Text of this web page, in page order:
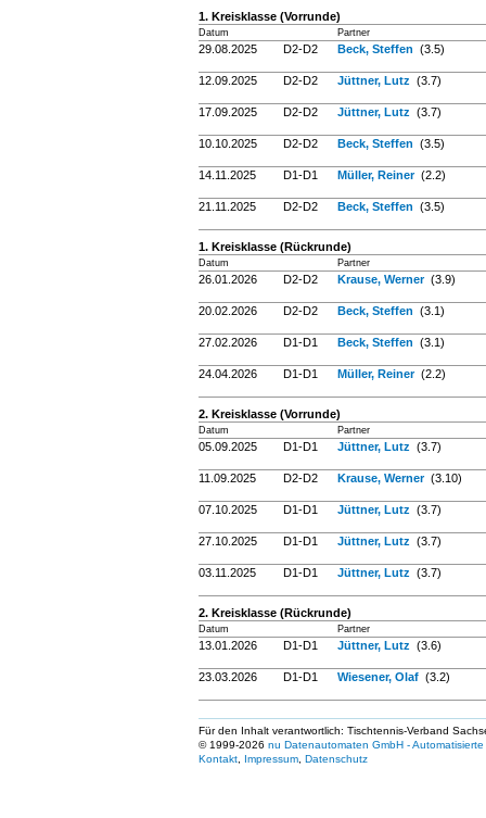
1. Kreisklasse (Vorrunde)
Datum Partner
29.08.2025 D2-D2 Beck, Steffen (3.5)
12.09.2025 D2-D2 Jüttner, Lutz (3.7)
17.09.2025 D2-D2 Jüttner, Lutz (3.7)
10.10.2025 D2-D2 Beck, Steffen (3.5)
14.11.2025 D1-D1 Müller, Reiner (2.2)
21.11.2025 D2-D2 Beck, Steffen (3.5)
1. Kreisklasse (Rückrunde)
Datum Partner
26.01.2026 D2-D2 Krause, Werner (3.9)
20.02.2026 D2-D2 Beck, Steffen (3.1)
27.02.2026 D1-D1 Beck, Steffen (3.1)
24.04.2026 D1-D1 Müller, Reiner (2.2)
2. Kreisklasse (Vorrunde)
Datum Partner
05.09.2025 D1-D1 Jüttner, Lutz (3.7)
11.09.2025 D2-D2 Krause, Werner (3.10)
07.10.2025 D1-D1 Jüttner, Lutz (3.7)
27.10.2025 D1-D1 Jüttner, Lutz (3.7)
03.11.2025 D1-D1 Jüttner, Lutz (3.7)
2. Kreisklasse (Rückrunde)
Datum Partner
13.01.2026 D1-D1 Jüttner, Lutz (3.6)
23.03.2026 D1-D1 Wiesener, Olaf (3.2)
Für den Inhalt verantwortlich: Tischtennis-Verband
© 1999-2026 nu Datenautomaten GmbH -
Kontakt
Impressum Datenschutz